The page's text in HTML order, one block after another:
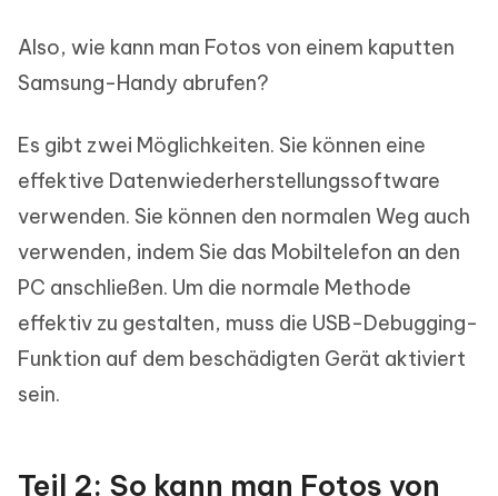
Also, wie kann man Fotos von einem kaputten
Samsung-Handy abrufen?
Es gibt zwei Möglichkeiten. Sie können eine
effektive Datenwiederherstellungssoftware
verwenden. Sie können den normalen Weg auch
verwenden, indem Sie das Mobiltelefon an den
PC anschließen. Um die normale Methode
effektiv zu gestalten, muss die USB-Debugging-
Funktion auf dem beschädigten Gerät aktiviert
sein.
Teil 2: So kann man Fotos von